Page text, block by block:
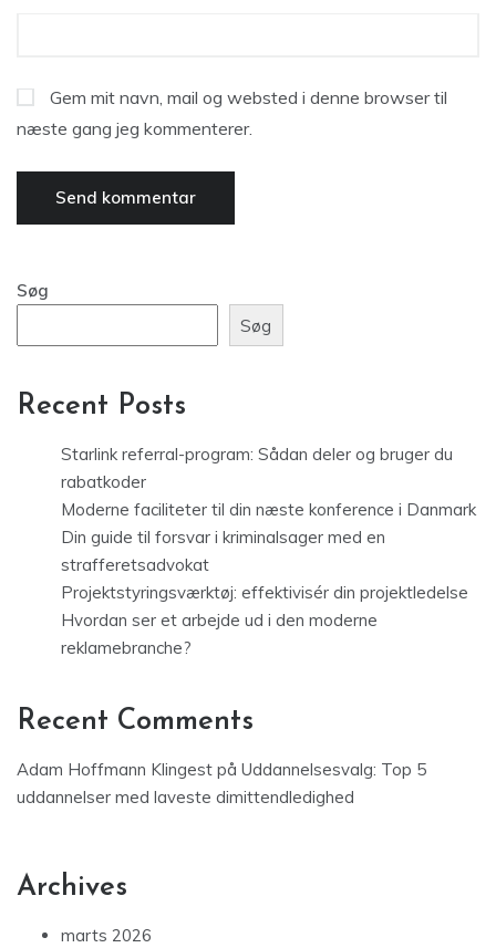
Gem mit navn, mail og websted i denne browser til
næste gang jeg kommenterer.
Søg
Søg
Recent Posts
Starlink referral-program: Sådan deler og bruger du
rabatkoder
Moderne faciliteter til din næste konference i Danmark
Din guide til forsvar i kriminalsager med en
strafferetsadvokat
Projektstyringsværktøj: effektivisér din projektledelse
Hvordan ser et arbejde ud i den moderne
reklamebranche?
Recent Comments
Adam Hoffmann Klingest på Uddannelsesvalg: Top 5
uddannelser med laveste dimittendledighed
Archives
marts 2026